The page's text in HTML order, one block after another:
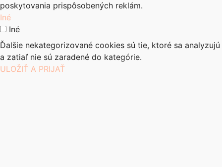
poskytovania prispôsobených reklám.
Iné
Iné
Ďalšie nekategorizované cookies sú tie, ktoré sa analyzujú
a zatiaľ nie sú zaradené do kategórie.
ULOŽIŤ A PRIJAŤ